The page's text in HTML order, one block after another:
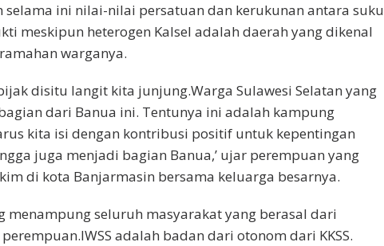
selama ini nilai-nilai persatuan dan kerukunan antara suku
meskipun heterogen Kalsel adalah daerah yang dikenal
warganya.
disitu langit kita junjung.Warga Sulawesi Selatan yang
dari Banua ini. Tentunya ini adalah kampung
kita isi dengan kontribusi positif untuk kepentingan
juga menjadi bagian Banua,’ ujar perempuan yang
di kota Banjarmasin bersama keluarga besarnya.
menampung seluruh masyarakat yang berasal dari
adalah badan dari otonom dari KKSS.